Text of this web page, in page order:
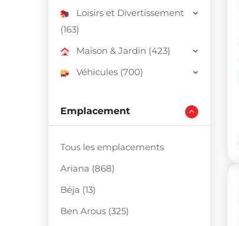
Loisirs et Divertissement
(163)
Maison & Jardin (423)
Véhicules (700)
Emplacement
Tous les emplacements
Ariana (868)
Béja (13)
Ben Arous (325)